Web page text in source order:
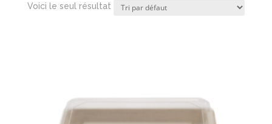
Voici le seul résultat